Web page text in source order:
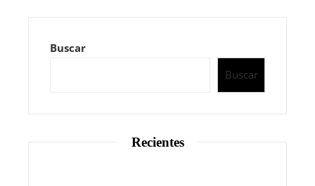
Buscar
Buscar
Recientes